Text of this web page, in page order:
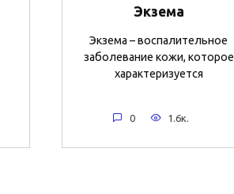
Экзема
Экзема – воспалительное
заболевание кожи, которое
характеризуется
0 1.6к.